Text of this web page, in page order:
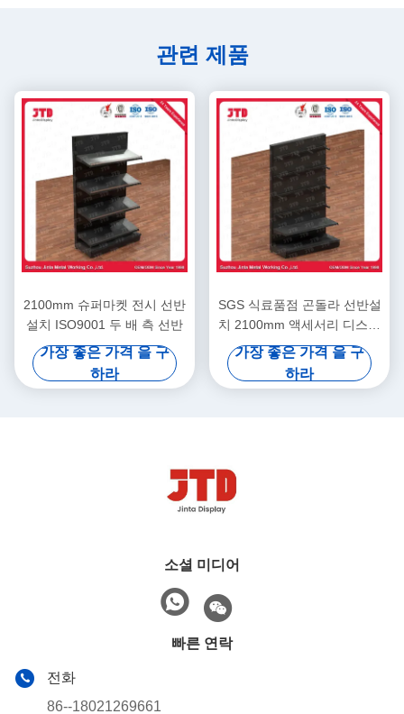
관련 제품
2100mm 슈퍼마켓 전시 선반
설치 ISO9001 두 배 측 선반
가장 좋은 가격 을 구
하라
SGS 식료품점 곤돌라 선반설
치 2100mm 액세서리 디스플
레이 랙
가장 좋은 가격 을 구
하라
소셜 미디어
빠른 연락
전화
86--18021269661